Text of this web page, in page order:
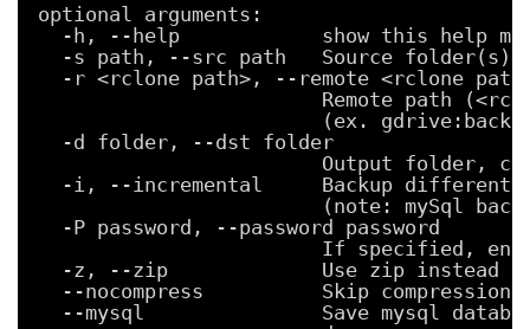
optional arguments:
-h, --help            show this help
-s path, --src path   Source
-r <rclone path>, --remote <rclone
Remote path
(ex.
-d folder, --dst folder
Output folder,
-i, --incremental     Backup
(note: mySql
-P password, --password password
If specified,
-z, --zip             Use zip
--nocompress          Skip compression
--mysql               Save mysql